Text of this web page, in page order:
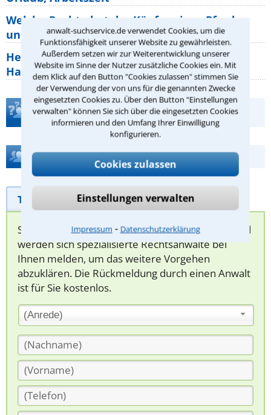
anwalt-suchservice.de verwendet Cookies, um die
Funktionsfähigkeit unserer Website zu gewährleisten.
Außerdem setzen wir zur Weiterentwicklung unserer
Website im Sinne der Nutzer zusätzliche Cookies ein. Mit
dem Klick auf den Button "Cookies zulassen" stimmen Sie
der Verwendung der von uns für die genannten Zwecke
eingesetzten Cookies zu. Über den Button "Einstellungen
verwalten" können Sie sich über die eingesetzten Cookies
informieren und den Umfang Ihrer Einwilligung
konfigurieren.
Cookies zulassen
Einstellungen verwalten
Impressum ⁃ Datenschutzerklärung
Welche Rechte hat der Käufer eines Pferdes
und wie macht man sie
Heizungsaustausch abgesagt: Was müssen
Hauseigentümer jetzt zum Thema
Teste Dein Rechtswissen
Hilfe bei Ihrer Anwaltsuche?
Telefonhilfe Beratungsanfrage
Sie können hier Ihren Fall schildern. Anschließend
werden sich spezialisierte Rechtsanwälte bei
Ihnen melden, um das weitere Vorgehen
abzuklären. Die Rückmeldung durch einen Anwalt
ist für Sie kostenlos.
(Anrede)